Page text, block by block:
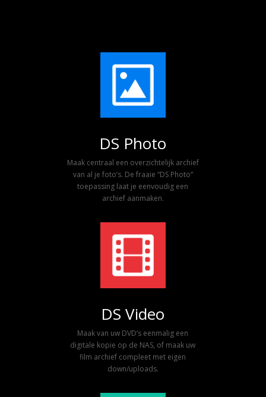
DS Photo
Maak centraal een overzichtelijk archief
van al je foto’s. De fraaie “DS Photo”
toepassing laat je eenvoudig een
archief aanmaken.
DS Video
Maak van uw DVD’s eenmalig een
digitale kopie op de NAS, of maak uw
film archief compleet met eigen
down/uploads.